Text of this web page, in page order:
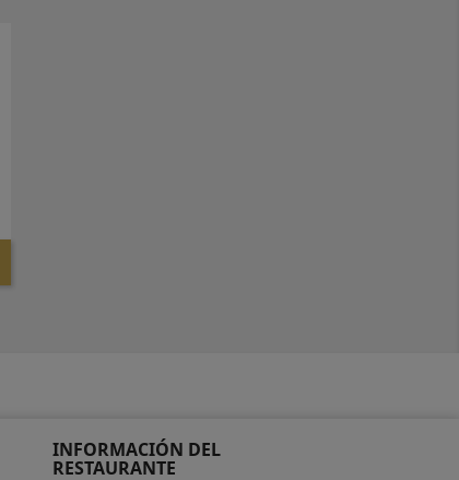
INFORMACIÓN DEL
RESTAURANTE